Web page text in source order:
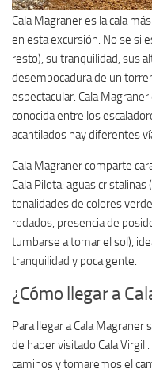
Cala Magraner es la cala
en esta excursión. No se si
resto), su tranquilidad, sus
desembocadura de un
espectacular. Cala
conocida entre los
acantilados hay diferentes
Cala Magraner comparte
Cala Pilota: aguas
tonalidades de colores
rodados, presencia de
tumbarse a tomar el sol),
tranquilidad y poca gente.
¿Cómo llegar a
Para llegar a Cala
de haber visitado Cala
caminos y tomaremos el